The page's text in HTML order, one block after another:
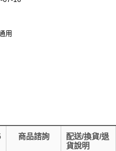
用
商品諮詢
配送/換貨/退
貨說明